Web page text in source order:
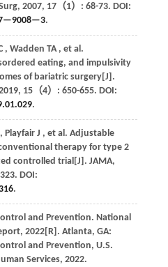
, 2007, 17（1）: 68-73. DOI:
.
, Wadden TA , et al.
eating, and impulsivity
of bariatric surgery[J].
, 15（4）: 650-655. DOI:
.
, Playfair J , et al. Adjustable
therapy for type 2
controlled trial[J]. JAMA,
DOI:
.
and Prevention. National
2022[R]. Atlanta, GA:
and Prevention, U.S.
Services, 2022.